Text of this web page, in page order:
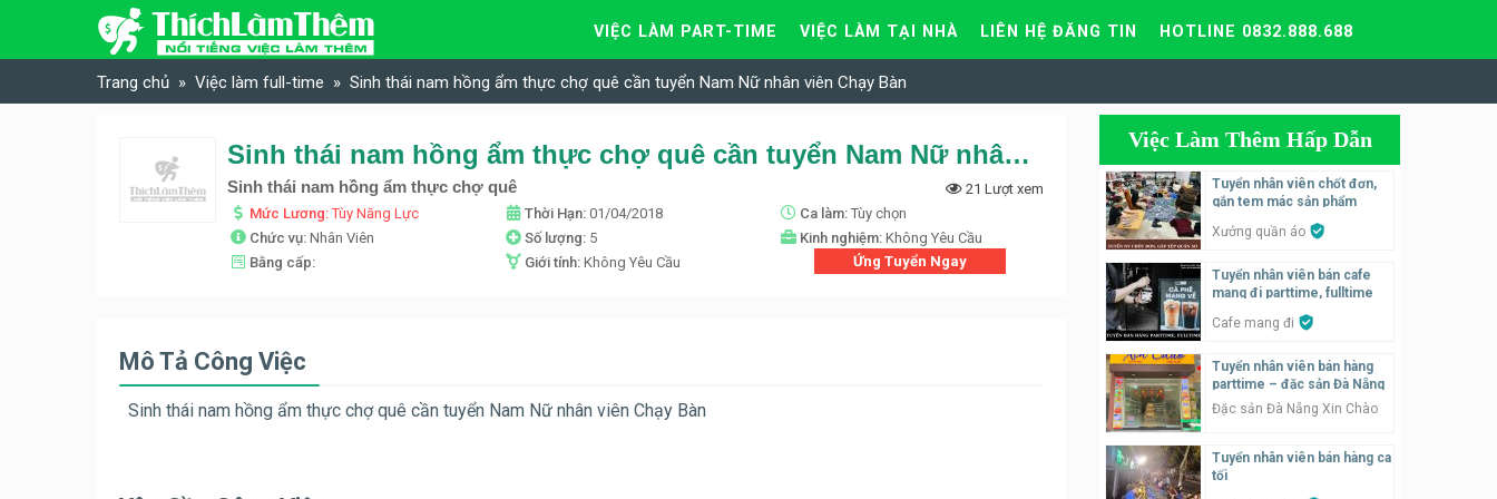
Skip to content
VIỆC LÀM PART-TIME VIỆC LÀM TẠI NHÀ LIÊN HỆ ĐĂNG TIN HOTLINE 0832.888.688
Trang chủ Việc làm full-time Sinh thái nam hồng ẩm thực chợ quê cần tuyển Nam Nữ nhân viên Chạy Bàn
Sinh thái nam hồng ẩm thực chợ quê cần tuyển Nam Nữ nhân viên Chạy Bàn
Sinh thái nam hồng ẩm thực chợ quê
21 Lượt xem
Mức Lương:Tùy Năng Lực Thời Hạn: 01/04/2018 Ca làm: Tùy chọn
Chức vụ: Nhân Viên Số lượng: 5 Kinh nghiệm: Không Yêu Cầu
Bằng cấp:
Giới tính: Không Yêu Cầu Ứng Tuyển Ngay
Mô Tả Công Việc
Sinh thái nam hồng ẩm thực chợ quê cần tuyển Nam Nữ nhân viên Chạy Bàn
Việc Làm Thêm Hấp Dẫn
Tuyển nhân viên chốt đơn,
gắn tem mác sản phẩm
Xưởng quần áo
Tuyển nhân viên bán cafe
mang đi parttime, fulltime
Cafe mang đi
Tuyển nhân viên bán hàng
parttime – đặc sản Đà Nẵng
Đặc sản Đà Nẵng Xin Chào
Tuyển nhân viên bán hàng ca
tối